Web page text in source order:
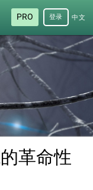
PRO 中文
(简
体)
登录
革命性